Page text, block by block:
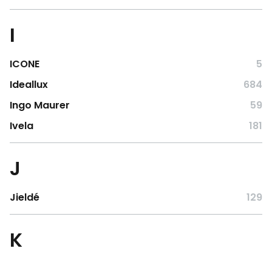
I
ICONE
5
Ideallux
684
Ingo Maurer
59
Ivela
181
J
Jieldé 129
K